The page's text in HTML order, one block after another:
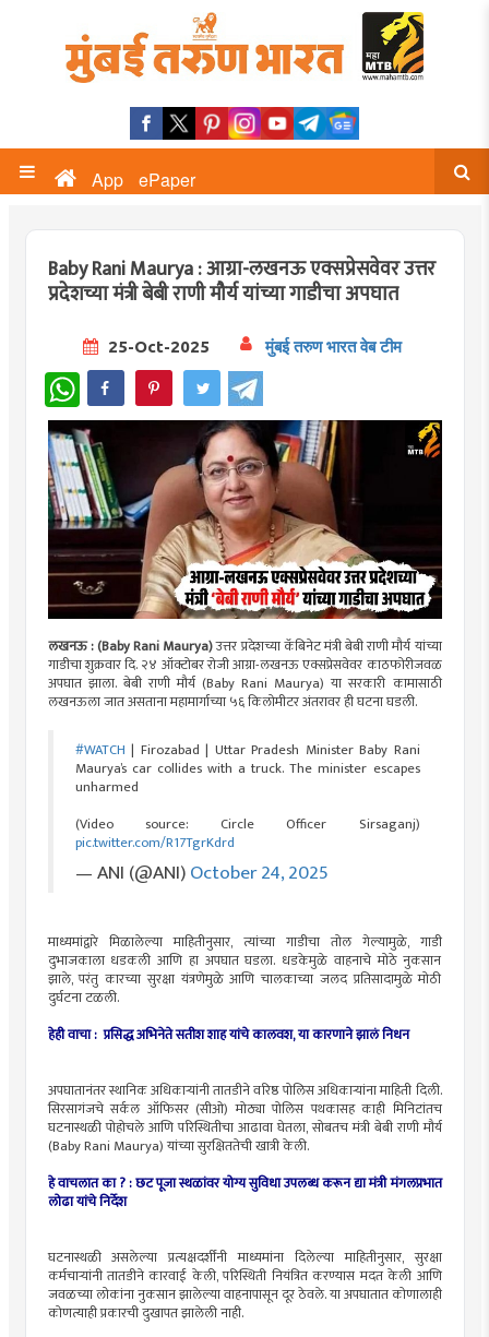
App ePaper
Baby Rani Maurya : आग्रा-लखनऊ एक्सप्रेसवेवर उत्तर
प्रदेशच्या मंत्री बेबी राणी मौर्य यांच्या गाडीचा अपघात
25-Oct-2025 मुंबई तरुण भारत वेब टीम
WhatsApp
लखनऊ : (Baby Rani Maurya)उत्तर प्रदेशच्या कॅबिनेट मंत्री बेबी राणी मौर्य यांच्या
गाडीचा शुक्रवार दि. २४ ऑक्टोबर रोजी आग्रा-लखनऊ एक्सप्रेसवेवर काठफोरीजवळ
अपघात झाला. बेबी राणी मौर्य (Baby Rani Maurya) या सरकारी कामासाठी
लखनऊला जात असताना महामार्गाच्या ५६ किलोमीटर अंतरावर ही घटना घडली.
#WATCH | Firozabad | Uttar Pradesh Minister Baby Rani
Maurya’s car collides with a truck. The minister escapes
unharmed
(Video source: Circle Officer Sirsaganj)
pic.twitter.com/R17TgrKdrd
— ANI (@ANI)October 24, 2025
माध्यमांद्वारे मिळालेल्या माहितीनुसार, त्यांच्या गाडीचा तोल गेल्यामुळे, गाडी
दुभाजकाला धडकली आणि हा अपघात घडला. धडकेमुळे वाहनाचे मोठे नुकसान
झाले, परंतु कारच्या सुरक्षा यंत्रणेमुळे आणि चालकाच्या जलद प्रतिसादामुळे मोठी
दुर्घटना टळली.
हेही वाचा :प्रसिद्ध अभिनेते सतीश शाह यांचे कालवश, या कारणाने झालं निधन
अपघातानंतर स्थानिक अधिकाऱ्यांनी तातडीने वरिष्ठ पोलिस अधिकाऱ्यांना माहिती दिली.
सिरसागंजचे सर्कल ऑफिसर (सीओ) मोठ्या पोलिस पथकासह काही मिनिटांतच
घटनास्थळी पोहोचले आणि परिस्थितीचा आढावा घेतला, सोबतच मंत्री बेबी राणी मौर्य
(Baby Rani Maurya) यांच्या सुरक्षिततेची खात्री केली.
हे वाचलात का ? :छट पूजा स्थळांवर योग्य सुविधा उपलब्ध करून द्या मंत्री मंगलप्रभात
लोढा यांचे निर्देश
घटनास्थळी असलेल्या प्रत्यक्षदर्शींनी माध्यमांना दिलेल्या माहितीनुसार, सुरक्षा
कर्मचाऱ्यांनी तातडीने कारवाई केली, परिस्थिती नियंत्रित करण्यास मदत केली आणि
जवळच्या लोकांना नुकसान झालेल्या वाहनापासून दूर ठेवले. या अपघातात कोणालाही
कोणत्याही प्रकारची दुखापत झालेली नाही.